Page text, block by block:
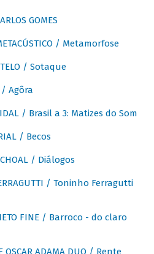
GOMES
/ Metamorfose
/ Sotaque
/ Agôra
/ Brasil a 3: Matizes do Som
/ Becos
/ Diálogos
/ Toninho Ferragutti
FINE / Barroco - do claro